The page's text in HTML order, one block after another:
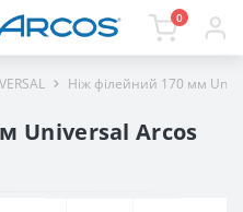
0
Ніж філейний 170 мм
Universal Arcos